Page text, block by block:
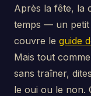
Après la fête, la
temps — un petit
couvre le guide
Mais tout
sans traîner,
le oui ou le non.